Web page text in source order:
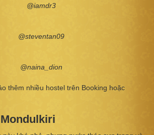
@iamdr3
@steventan09
@naina_dion
thêm nhiều hostel trên Booking hoặc